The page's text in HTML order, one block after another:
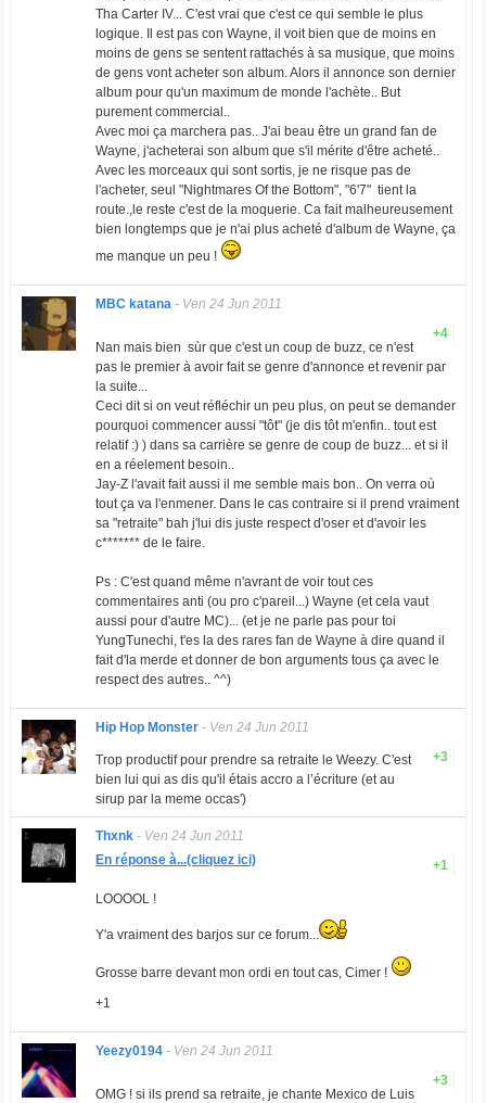
Tha Carter IV... C'est vrai que c'est ce qui semble le plus
logique. Il est pas con Wayne, il voit bien que de moins en
moins de gens se sentent rattachés à sa musique, que moins
de gens vont acheter son album. Alors il annonce son dernier
album pour qu'un maximum de monde l'achète.. But
purement commercial..
Avec moi ça marchera pas.. J'ai beau être un grand fan de
Wayne, j'acheterai son album que s'il mérite d'être acheté..
Avec les morceaux qui sont sortis, je ne risque pas de
l'acheter, seul "Nightmares Of the Bottom", "6'7" tient la
route.,le reste c'est de la moquerie. Ca fait malheureusement
bien longtemps que je n'ai plus acheté d'album de Wayne, ça
me manque un peu !
MBC katana- Ven 24 Jun 2011
+4
Nan mais bien sùr que c'est un coup de buzz, ce n'est
pas le premier à avoir fait se genre d'annonce et revenir par
la suite...
Ceci dit si on veut réfléchir un peu plus, on peut se demander
pourquoi commencer aussi "tôt" (je dis tôt m'enfin.. tout est
relatif :) ) dans sa carrière se genre de coup de buzz... et si il
en a réelement besoin..
Jay-Z l'avait fait aussi il me semble mais bon.. On verra où
tout ça va l'enmener. Dans le cas contraire si il prend vraiment
sa "retraite" bah j'lui dis juste respect d'oser et d'avoir les
c******* de le faire.
Ps : C'est quand même n'avrant de voir tout ces
commentaires anti (ou pro c'pareil...) Wayne (et cela vaut
aussi pour d'autre MC)... (et je ne parle pas pour toi
YungTunechi, t'es la des rares fan de Wayne à dire quand il
fait d'la merde et donner de bon arguments tous ça avec le
respect des autres.. ^^)
Hip Hop Monster- Ven 24 Jun 2011
+3
Trop productif pour prendre sa retraite le Weezy. C'est
bien lui qui as dis qu'il étais accro a l’écriture (et au
sirup par la meme occas')
Thxnk- Ven 24 Jun 2011
+1
En réponse à...(cliquez ici)
LOOOOL !
Y'a vraiment des barjos sur ce forum...
Grosse barre devant mon ordi en tout cas, Cimer !
+1
Yeezy0194- Ven 24 Jun 2011
+3
OMG ! si ils prend sa retraite, je chante Mexico de Luis